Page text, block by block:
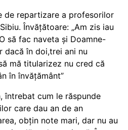
de repartizare a profesorilor
Învățătoare: „Am zis iau
să fac naveta și Doamne-
dacă în doi,trei ani nu
mă titularizez nu cred că
în învățământ”
întrebat cum le răspunde
care dau an de an
obțin note mari, dar nu au